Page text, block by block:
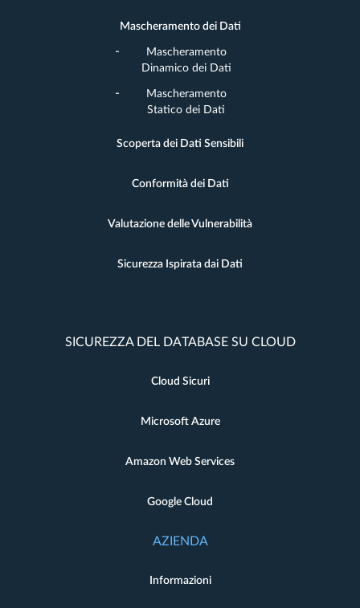
Mascheramento dei Dati
Mascheramento
Dinamico dei Dati
Mascheramento
Statico dei Dati
Scoperta dei Dati Sensibili
Conformità dei Dati
Valutazione delle Vulnerabilità
Sicurezza Ispirata dai Dati
SICUREZZA DEL DATABASE SU CLOUD
Cloud Sicuri
Microsoft Azure
Amazon Web Services
Google Cloud
AZIENDA
Informazioni